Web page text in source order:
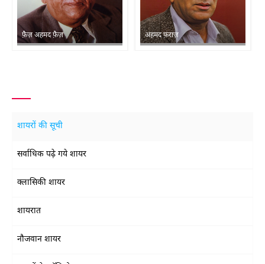
फ़ैज़ अहमद फ़ैज़ अहमद फ़राज़
शायरों की सूची
सर्वाधिक पढ़े गये शायर
क्लासिकी शायर
शायरात
नौजवान शायर